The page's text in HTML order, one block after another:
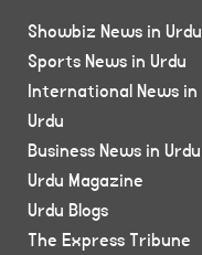
Showbiz News in Urdu
Sports News in Urdu
International News in
Urdu
Business News in Urdu
Urdu Magazine
Urdu Blogs
The Express Tribune